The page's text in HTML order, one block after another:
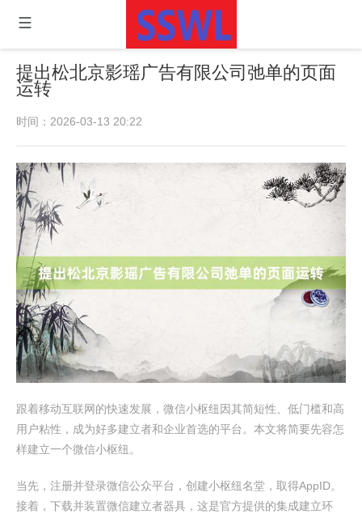
提出松北京影瑶广告有限公司弛单的页面
运转
时间：2026-03-13 20:22
跟着移动互联网的快速发展，微信小枢纽因其简短性、低门槛和高
用户粘性，成为好多建立者和企业首选的平台。本文将简要先容怎
样建立一个微信小枢纽。
当先，注册并登录微信公众平台，创建小枢纽名堂，取得AppID。
接着，下载并装置微信建立者器具，这是官方提供的集成建立环